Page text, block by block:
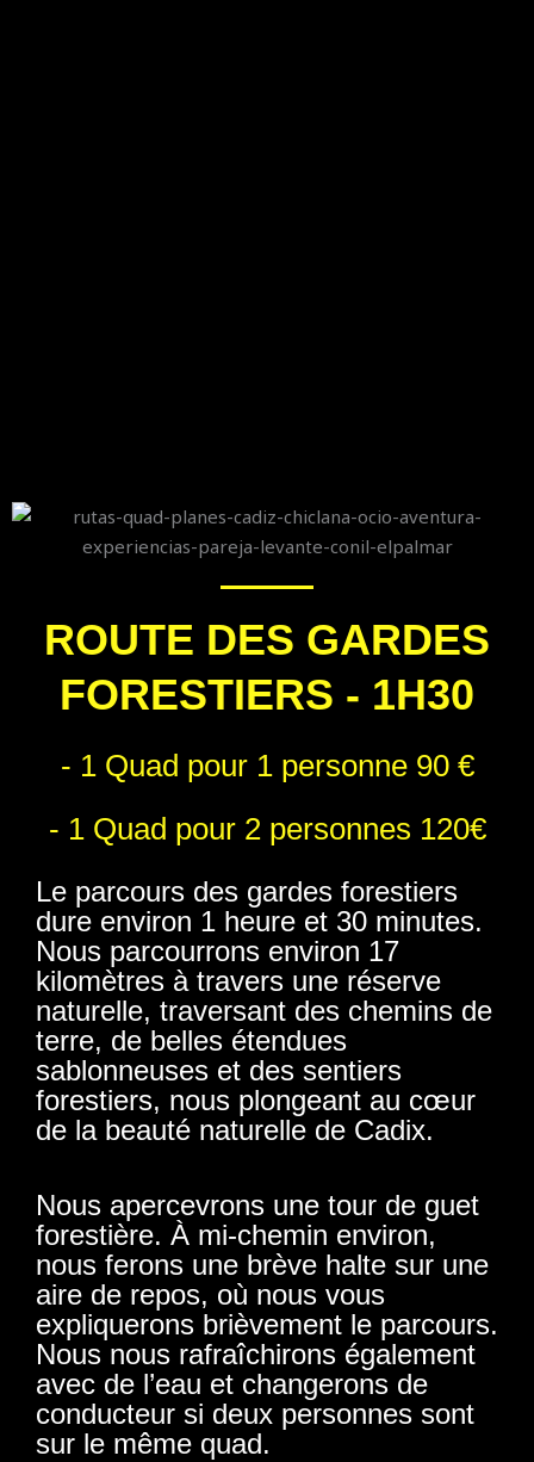
ROUTE DES GARDES
FORESTIERS - 1H30
- 1 Quad pour 1 personne 90 €
- 1 Quad pour 2 personnes 120€
Le parcours des gardes forestiers
dure environ 1 heure et 30 minutes.
Nous parcourrons environ 17
kilomètres à travers une réserve
naturelle, traversant des chemins de
terre, de belles étendues
sablonneuses et des sentiers
forestiers, nous plongeant au cœur
de la beauté naturelle de Cadix.
Nous apercevrons une tour de guet
forestière. À mi-chemin environ,
nous ferons une brève halte sur une
aire de repos, où nous vous
expliquerons brièvement le parcours.
Nous nous rafraîchirons également
avec de l’eau et changerons de
conducteur si deux personnes sont
sur le même quad.